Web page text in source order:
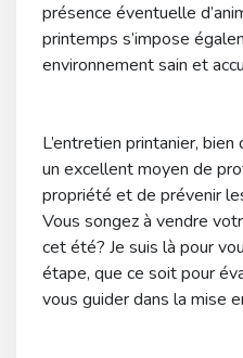
présence éventuelle
printemps s’impose
environnement sain et
L’entretien printanier,
un excellent moyen de
propriété et de prévenir
Vous songez à vendre
cet été? Je suis là pour
étape, que ce soit pour
vous guider dans la mise